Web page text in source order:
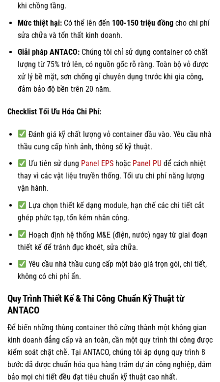
khi chồng tầng.
Mức thiệt hại:Có thể lên đến 100-150 triệu đồngcho chi phí
sửa chữa và tổn thất kinh doanh.
Giải pháp ANTACO:Chúng tôi chỉ sử dụng container có chất
lượng từ 75% trở lên, có nguồn gốc rõ ràng. Toàn bộ vỏ được
xử lý bề mặt, sơn chống gỉ chuyên dụng trước khi gia công,
đảm bảo độ bền trên 20 năm.
Checklist Tối Ưu Hóa Chi Phí:
Đánh giá kỹ chất lượng vỏ container đầu vào. Yêu cầu nhà
thầu cung cấp hình ảnh, thông số kỹ thuật.
Ưu tiên sử dụng Panel EPS hoặc Panel PU để cách nhiệt
thay vì các vật liệu truyền thống. Tối ưu chi phí năng lượng
vận hành.
Lựa chọn thiết kế dạng module, hạn chế các chi tiết cắt
ghép phức tạp, tốn kém nhân công.
Hoạch định hệ thống M&E (điện, nước) ngay từ giai đoạn
thiết kế để tránh đục khoét, sửa chữa.
Yêu cầu nhà thầu cung cấp một báo giá trọn gói, chi tiết,
không có chi phí ẩn.
Quy Trình Thiết Kế & Thi Công Chuẩn Kỹ Thuật từ
ANTACO
Để biến những thùng container thô cứng thành một không gian
kinh doanh đẳng cấp và an toàn, cần một quy trình thi công được
kiểm soát chặt chẽ. Tại ANTACO, chúng tôi áp dụng quy trình 8
bước đã được chuẩn hóa qua hàng trăm dự án công nghiệp, đảm
bảo mọi chi tiết đều đạt tiêu chuẩn kỹ thuật cao nhất.